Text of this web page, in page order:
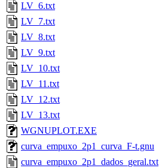
LV_6.txt
LV_7.txt
LV_8.txt
LV_9.txt
LV_10.txt
LV_11.txt
LV_12.txt
LV_13.txt
WGNUPLOT.EXE
curva_empuxo_2p1_curva_F-t.gnu
curva_empuxo_2p1_dados_geral.txt